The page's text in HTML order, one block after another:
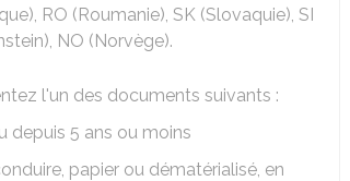
RO (Roumanie), SK (Slovaquie), SI
NO (Norvège).
l'un des documents suivants :
depuis 5 ans ou moins
papier ou dématérialisé, en